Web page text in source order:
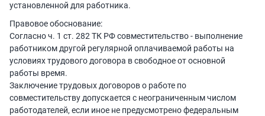
установленной для работника.
Правовое обоснование:
Согласно ч. 1 ст. 282 ТК РФ совместительство - выполнение
работником другой регулярной оплачиваемой работы на
условиях трудового договора в свободное от основной
работы время.
Заключение трудовых договоров о работе по
совместительству допускается с неограниченным числом
работодателей, если иное не предусмотрено федеральным